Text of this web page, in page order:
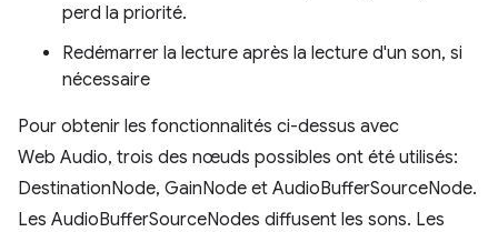
perd la priorité.
Redémarrer la lecture après la lecture d'un son, si
nécessaire
Pour obtenir les fonctionnalités ci-dessus avec
Web Audio, trois des nœuds possibles ont été utilisés:
DestinationNode, GainNode et AudioBufferSourceNode.
Les AudioBufferSourceNodes diffusent les sons. Les